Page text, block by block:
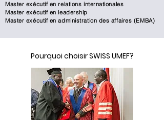
Master exécutif en relations internationales
Master exécutif en leadership
Master exécutif en administration des affaires (EMBA)
Pourquoi choisir SWISS UMEF?